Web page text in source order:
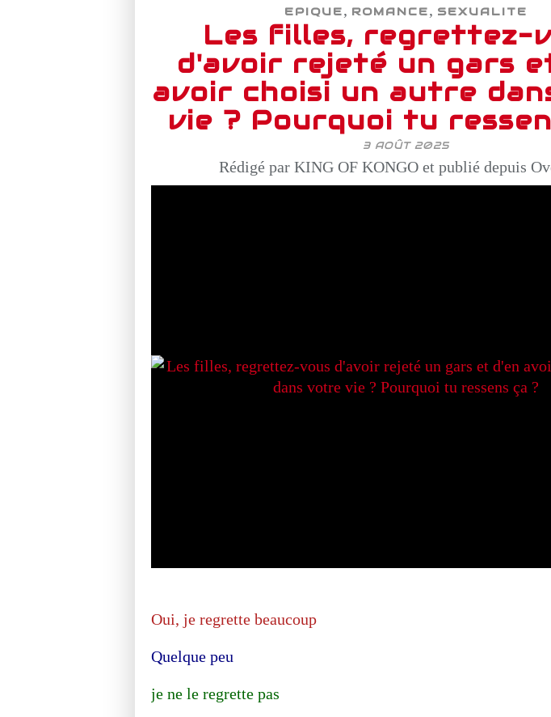
EPIQUE, ROMANCE, SEXUALITE
Les filles, regrettez-
d'avoir rejeté un gars
avoir choisi un autre
vie ? Pourquoi tu
3 AOÛT 2025
Rédigé par KING OF KONGO et publié depuis
Oui, je regrette beaucoup
Quelque peu
je ne le regrette pas